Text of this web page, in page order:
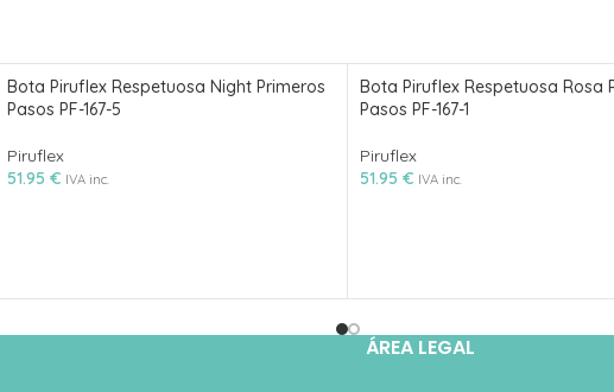
Bota Piruflex Respetuosa Night Primeros
Pasos PF-167-5
Piruflex
51.95 € IVA inc.
Bota Piruflex Respetuosa Rosa
Pasos PF-167-1
Piruflex
51.95 € IVA inc.
ÁREA LEGAL